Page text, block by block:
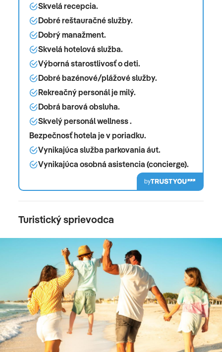
Skvelá recepcia.
Dobré reštauračné služby.
Dobrý manažment.
Skvelá hotelová služba.
Výborná starostlivosť o deti.
Dobré bazénové/plážové služby.
Rekreačný personál je milý.
Dobrá barová obsluha.
Skvelý personál wellness .
Bezpečnosť hotela je v poriadku.
Vynikajúca služba parkovania áut.
Vynikajúca osobná asistencia (concierge).
by
Turistický sprievodca